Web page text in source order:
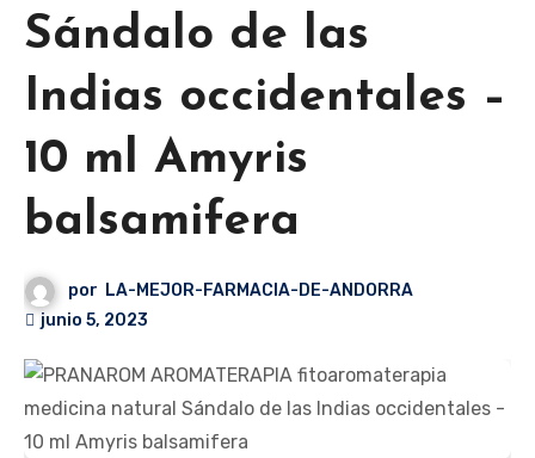
Sándalo de las
Indias occidentales –
10 ml Amyris
balsamifera
por LA-MEJOR-FARMACIA-DE-ANDORRA
junio 5, 2023